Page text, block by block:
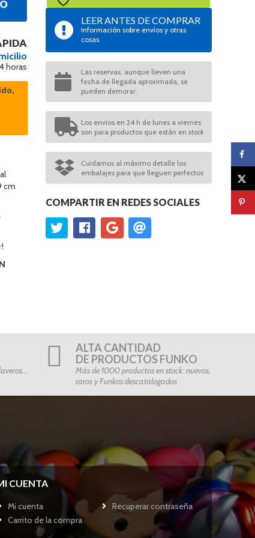
horas
cm
LEER ANTES DE COMPRAR
Información sobre envíos y otras
cosas
Las reservas, aunque lleven una
fecha de llegada aproximada, se
pueden demorar.
Los envios en 24 h de lunes a viernes
son para productos que están en stock
Cuidamos al máximo detalle los
embalajes para que lleguen perfectos
COMPARTIR EN REDES SOCIALES
ALTA CANTIDAD
DE PRODUCTOS FUNKO
Más de 1000 productos en stock: nuevos,
raros y Funkos descatalogados
CUENTA
Mi cuenta
Recuperar contraseña
Carrito de la compra